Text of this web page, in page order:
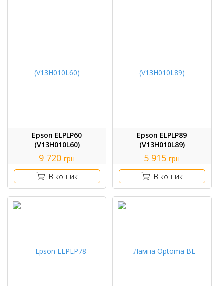
Epson ELPLP60
(V13H010L60)
9 720 грн
В кошик
Epson ELPLP89
(V13H010L89)
5 915 грн
В кошик